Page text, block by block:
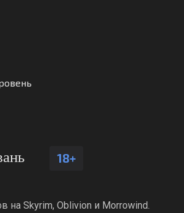
18+
на Skyrim, Oblivion и Morrowind.